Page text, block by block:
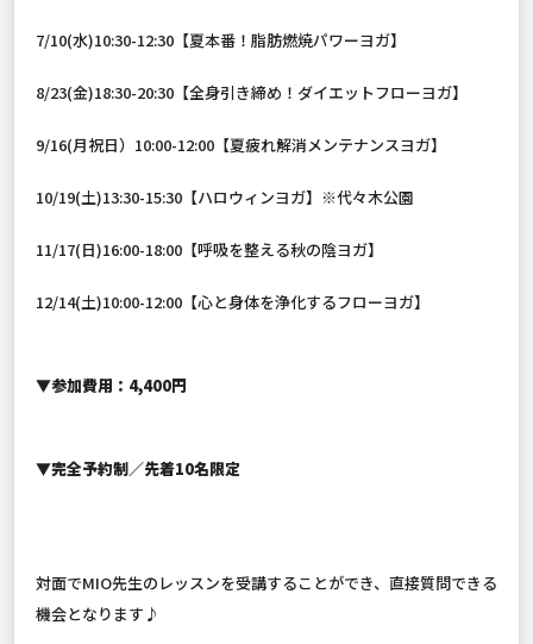
7/10(水)10:30-12:30【夏本番！脂肪燃焼パワーヨガ】
8/23(金)18:30-20:30【全身引き締め！ダイエットフローヨガ】
9/16(月祝日）10:00-12:00【夏疲れ解消メンテナンスヨガ】
10/19(土)13:30-15:30【ハロウィンヨガ】※代々木公園
11/17(日)16:00-18:00【呼吸を整える秋の陰ヨガ】
12/14(土)10:00-12:00【心と身体を浄化するフローヨガ】
▼参加費用：4,400円
▼完全予約制／先着10名限定
対面でMIO先生のレッスンを受講することができ、直接質問できる
機会となります♪